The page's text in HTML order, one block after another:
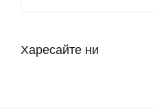
Харесайте ни